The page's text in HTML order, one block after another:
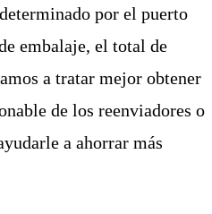
por el puerto
embalaje, el total de
a tratar mejor obtener
de los reenviadores o
a ahorrar más